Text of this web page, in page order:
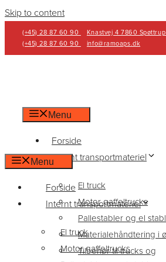
Skip to content
(+45) 28 87 60 90 Knastvej 4 7860 Spøttrup
(+45) 28 87 60 90
info@ramoaps.dk
Menu
Forside
Internt transportmateriel
El truck
Motor gaffeltrucks
Pallestabler og el
Materialehåndtering i
Tilbehør til trucks og
Menu
Forside
Internt transportmateriel
El truck
Motor gaffeltrucks